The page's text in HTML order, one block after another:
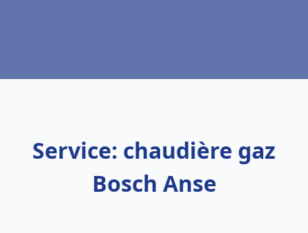
Service: chaudière gaz
Bosch Anse